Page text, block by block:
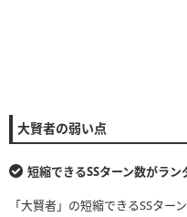
大賢者の弱い点
短縮できるSSターン数がラン
「大賢者」の短縮できるSSタ